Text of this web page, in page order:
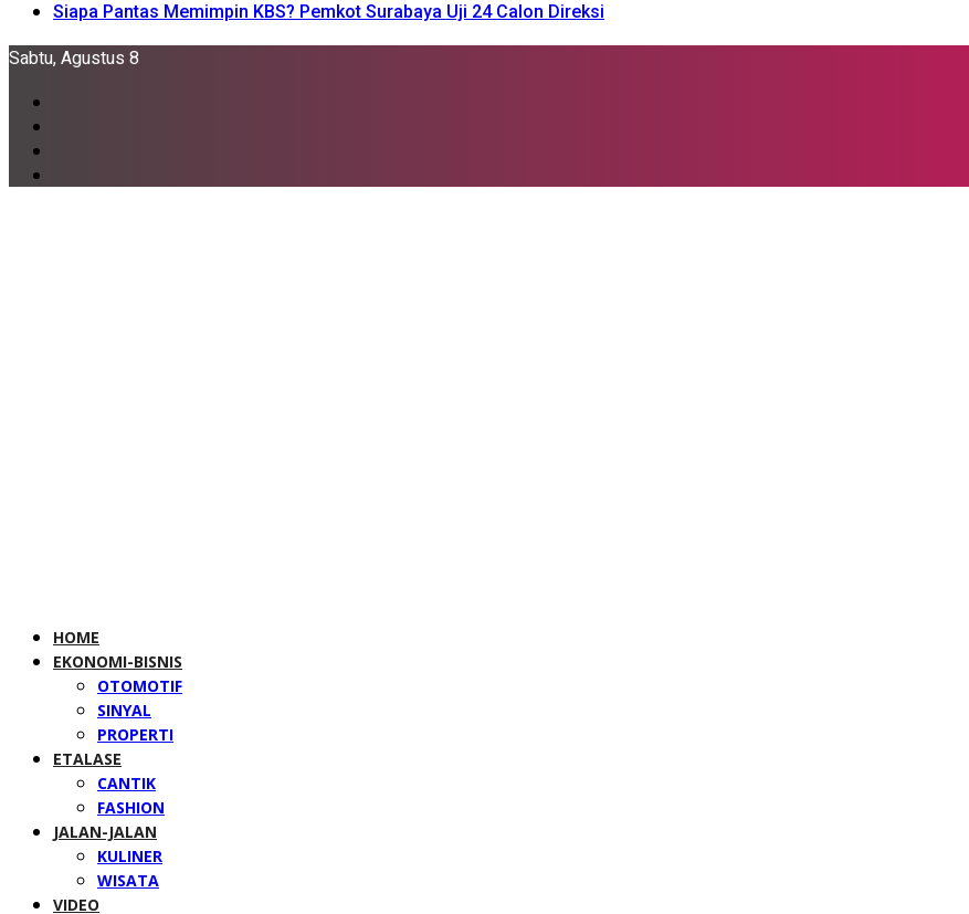
Siapa Pantas Memimpin KBS? Pemkot Surabaya Uji 24 Calon Direksi
Sabtu, Agustus 8
HOME
EKONOMI-BISNIS
OTOMOTIF
SINYAL
PROPERTI
ETALASE
CANTIK
FASHION
JALAN-JALAN
KULINER
WISATA
VIDEO